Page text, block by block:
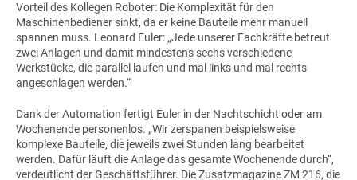
Vorteil des Kollegen Roboter: Die Komplexität für den
Maschinenbediener sinkt, da er keine Bauteile mehr manuell
spannen muss. Leonard Euler: „Jede unserer Fachkräfte betreut
zwei Anlagen und damit mindestens sechs verschiedene
Werkstücke, die parallel laufen und mal links und mal rechts
angeschlagen werden.“
Dank der Automation fertigt Euler in der Nachtschicht oder am
Wochenende personenlos. „Wir zerspanen beispielsweise
komplexe Bauteile, die jeweils zwei Stunden lang bearbeitet
werden. Dafür läuft die Anlage das gesamte Wochenende durch“,
verdeutlicht der Geschäftsführer. Die Zusatzmagazine ZM 216, die